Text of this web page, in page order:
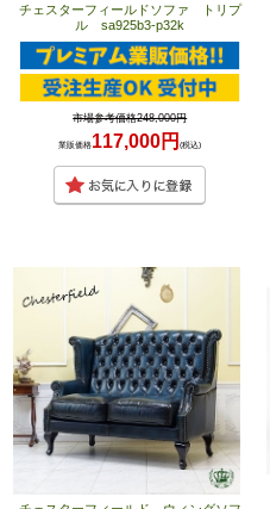
チェスターフィールドソファ トリプ
ル sa925b3-p32k
市場参考価格248,000円
業販価格117,000円(税込)